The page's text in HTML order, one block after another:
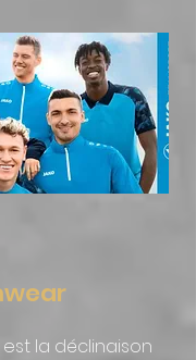
la déclinaison